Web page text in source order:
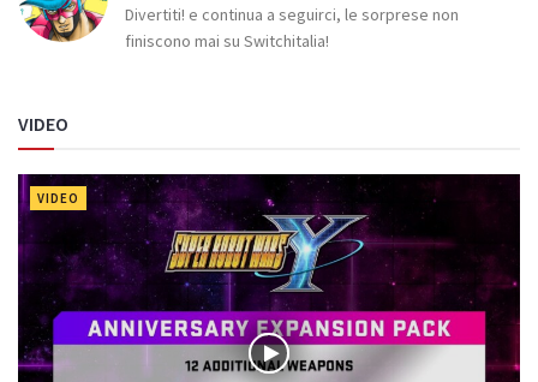
Divertiti! e continua a seguirci, le sorprese non
finiscono mai su Switchitalia!
VIDEO
VIDEO